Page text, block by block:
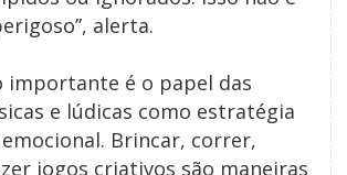
alerta.
é o papel das
e lúdicas como estratégia
Brincar, correr,
jogos criativos são maneiras